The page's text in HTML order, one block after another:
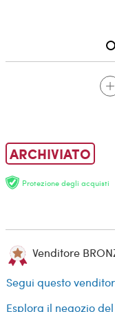
ARCHIVIATO
Protezione degli acquisti
Venditore
Segui questo
Esplora il negozio